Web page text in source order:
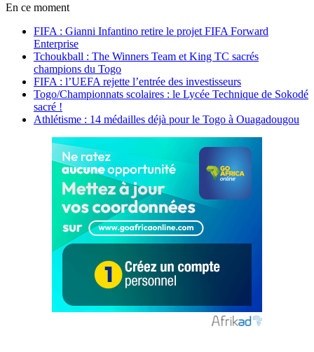
En ce moment
FIFA : Gianni Infantino retire le projet FIFA Forward
Enterprise
Tchoukball : The Winners Team et King TC sacrés
champions du Togo
FIFA : l’UEFA rejette l’entrée des investisseurs
Togo/Championnats scolaires : le Lycée Technique de Sokodé
sacré !
Athlétisme : 14 médailles déjà pour le Togo à Ouagadougou